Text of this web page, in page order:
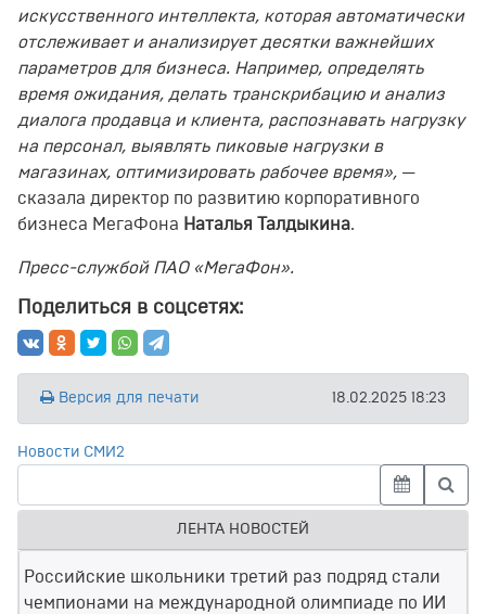
искусственного интеллекта, которая автоматически
отслеживает и анализирует десятки важнейших
параметров для бизнеса. Например, определять
время ожидания, делать транскрибацию и анализ
диалога продавца и клиента, распознавать нагрузку
на персонал, выявлять пиковые нагрузки в
магазинах, оптимизировать рабочее время», —
сказала директор по развитию корпоративного
бизнеса МегаФона Наталья Талдыкина.
Пресс-службой ПАО «МегаФон».
Поделиться в соцсетях:
Версия для печати 18.02.2025 18:23
Новости СМИ2
ЛЕНТА НОВОСТЕЙ
Российские школьники третий раз подряд стали
чемпионами на международной олимпиаде по ИИ